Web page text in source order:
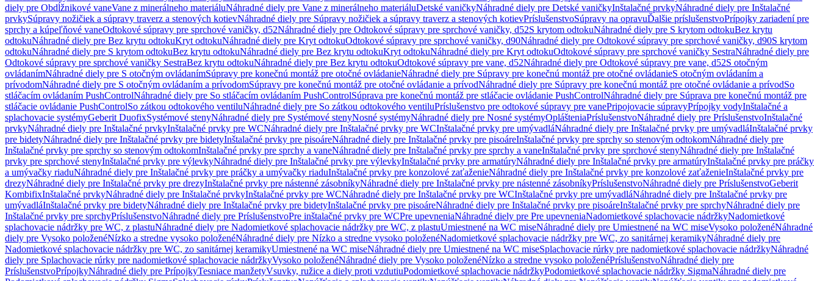
diely pre Obdĺžnikové vaneVane z minerálneho materiáluNáhradné diely pre Vane z minerálneho materiáluDetské vaničkyNáhradné diely pre Detské vaničkyInštalačné prvkyNáhradné diely pre Inštalačné
prvkySúpravy nožičiek a súpravy traverz a stenových kotievNáhradné diely pre Súpravy nožičiek a súpravy traverz a stenových kotievPríslušenstvoSúpravy na opravuĎalšie príslušenstvoPrípojky zariadení pre
sprchy a kúpeľňové vaneOdtokové súpravy pre sprchové vaničky, d52Náhradné diely pre Odtokové súpravy pre sprchové vaničky, d52S krytom odtokuNáhradné diely pre S krytom odtokuBez krytu
odtokuNáhradné diely pre Bez krytu odtokuKryt odtokuNáhradné diely pre Kryt odtokuOdtokové súpravy pre sprchové vaničky, d90Náhradné diely pre Odtokové súpravy pre sprchové vaničky, d90S krytom
odtokuNáhradné diely pre S krytom odtokuBez krytu odtokuNáhradné diely pre Bez krytu odtokuKryt odtokuNáhradné diely pre Kryt odtokuOdtokové súpravy pre sprchové vaničky SestraNáhradné diely pre
Odtokové súpravy pre sprchové vaničky SestraBez krytu odtokuNáhradné diely pre Bez krytu odtokuOdtokové súpravy pre vane, d52Náhradné diely pre Odtokové súpravy pre vane, d52S otočným
ovládanímNáhradné diely pre S otočným ovládanímSúpravy pre konečnú montáž pre otočné ovládanieNáhradné diely pre Súpravy pre konečnú montáž pre otočné ovládanieS otočným ovládaním a
prívodomNáhradné diely pre S otočným ovládaním a prívodomSúpravy pre konečnú montáž pre otočné ovládanie a prívodNáhradné diely pre Súpravy pre konečnú montáž pre otočné ovládanie a prívodSo
stláčacím ovládaním PushControlNáhradné diely pre So stláčacím ovládaním PushControlSúprava pre konečnú montáž pre stláčacie ovládanie PushControlNáhradné diely pre Súprava pre konečnú montáž pre
stláčacie ovládanie PushControlSo zátkou odtokového ventiluNáhradné diely pre So zátkou odtokového ventiluPríslušenstvo pre odtokové súpravy pre vanePripojovacie súpravyPrípojky vodyInštalačné a
splachovacie systémyGeberit DuofixSystémové stenyNáhradné diely pre Systémové stenyNosné systémyNáhradné diely pre Nosné systémyOplášteniaPríslušenstvoNáhradné diely pre PríslušenstvoInštalačné
prvkyNáhradné diely pre Inštalačné prvkyInštalačné prvky pre WCNáhradné diely pre Inštalačné prvky pre WCInštalačné prvky pre umývadláNáhradné diely pre Inštalačné prvky pre umývadláInštalačné prvky
pre bidetyNáhradné diely pre Inštalačné prvky pre bidetyInštalačné prvky pre pisoáreNáhradné diely pre Inštalačné prvky pre pisoáreInštalačné prvky pre sprchy so stenovým odtokomNáhradné diely pre
Inštalačné prvky pre sprchy so stenovým odtokomInštalačné prvky pre sprchy a vaneNáhradné diely pre Inštalačné prvky pre sprchy a vaneInštalačné prvky pre sprchové stenyNáhradné diely pre Inštalačné
prvky pre sprchové stenyInštalačné prvky pre výlevkyNáhradné diely pre Inštalačné prvky pre výlevkyInštalačné prvky pre armatúryNáhradné diely pre Inštalačné prvky pre armatúryInštalačné prvky pre práčky
a umývačky riaduNáhradné diely pre Inštalačné prvky pre práčky a umývačky riaduInštalačné prvky pre konzolové zaťaženieNáhradné diely pre Inštalačné prvky pre konzolové zaťaženieInštalačné prvky pre
drezyNáhradné diely pre Inštalačné prvky pre drezyInštalačné prvky pre nástenné zásobníkyNáhradné diely pre Inštalačné prvky pre nástenné zásobníkyPríslušenstvoNáhradné diely pre PríslušenstvoGeberit
KombifixInštalačné prvkyNáhradné diely pre Inštalačné prvkyInštalačné prvky pre WCNáhradné diely pre Inštalačné prvky pre WCInštalačné prvky pre umývadláNáhradné diely pre Inštalačné prvky pre
umývadláInštalačné prvky pre bidetyNáhradné diely pre Inštalačné prvky pre bidetyInštalačné prvky pre pisoáreNáhradné diely pre Inštalačné prvky pre pisoáreInštalačné prvky pre sprchyNáhradné diely pre
Inštalačné prvky pre sprchyPríslušenstvoNáhradné diely pre PríslušenstvoPre inštalačné prvky pre WCPre upevneniaNáhradné diely pre Pre upevneniaNadomietkové splachovacie nádržkyNadomietkové
splachovacie nádržky pre WC, z plastuNáhradné diely pre Nadomietkové splachovacie nádržky pre WC, z plastuUmiestnené na WC miseNáhradné diely pre Umiestnené na WC miseVysoko položenéNáhradné
diely pre Vysoko položenéNízko a stredne vysoko položenéNáhradné diely pre Nízko a stredne vysoko položenéNadomietkové splachovacie nádržky pre WC, zo sanitárnej keramikyNáhradné diely pre
Nadomietkové splachovacie nádržky pre WC, zo sanitárnej keramikyUmiestnené na WC miseNáhradné diely pre Umiestnené na WC miseSplachovacie rúrky pre nadomietkové splachovacie nádržkyNáhradné
diely pre Splachovacie rúrky pre nadomietkové splachovacie nádržkyVysoko položenéNáhradné diely pre Vysoko položenéNízko a stredne vysoko položenéPríslušenstvoNáhradné diely pre
PríslušenstvoPrípojkyNáhradné diely pre PrípojkyTesniace manžetyVsuvky, ružice a diely proti vzdutiuPodomietkové splachovacie nádržkyPodomietkové splachovacie nádržky SigmaNáhradné diely pre